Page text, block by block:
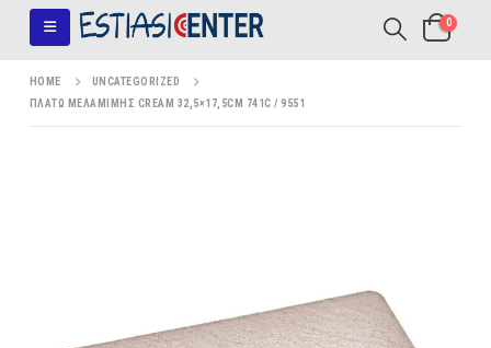
0
HOME
UNCATEGORIZED
ΠΛΑΤΩ ΜΕΛΑΜΙΜΗΣ CREAM 32,5×17,5CM 741C / 9551